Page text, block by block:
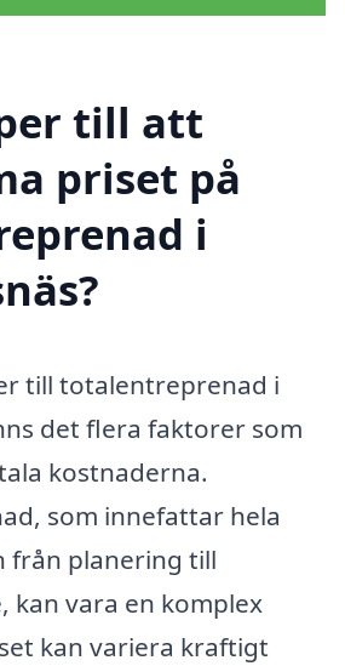
till att
priset på
i
till totalentreprenad i
det flera faktorer som
kostnaderna.
som innefattar hela
från planering till
kan vara en komplex
kan variera kraftigt